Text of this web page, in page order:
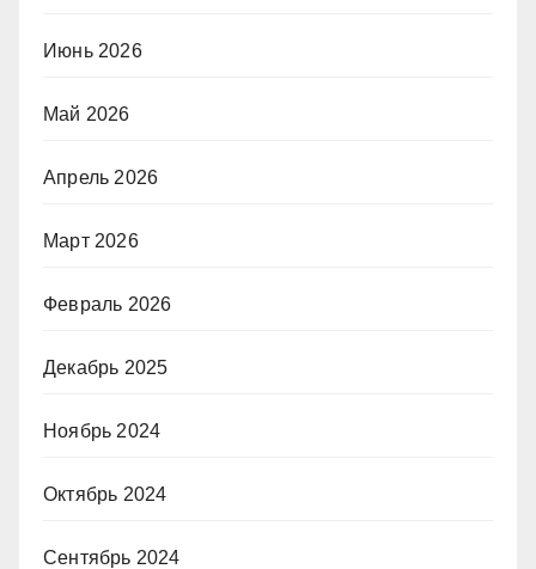
Июнь 2026
Май 2026
Апрель 2026
Март 2026
Февраль 2026
Декабрь 2025
Ноябрь 2024
Октябрь 2024
Сентябрь 2024